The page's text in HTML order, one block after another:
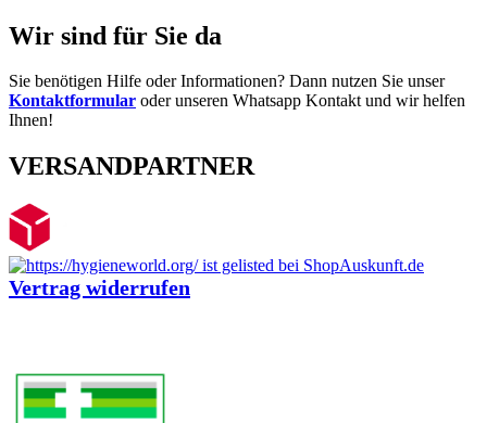
Wir sind für Sie da
Sie benötigen Hilfe oder Informationen? Dann nutzen Sie unser
Kontaktformular oder unseren Whatsapp Kontakt und wir helfen
Ihnen!
VERSANDPARTNER
Vertrag widerrufen